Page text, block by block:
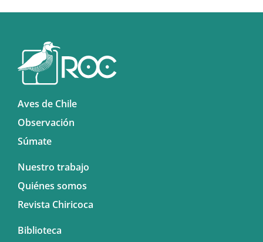
Aves de Chile
Observación
Súmate
Nuestro trabajo
Quiénes somos
Revista Chiricoca
Biblioteca